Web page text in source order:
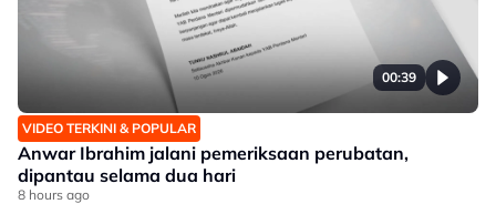
00:39
VIDEO TERKINI & POPULAR
Anwar Ibrahim jalani pemeriksaan perubatan,
dipantau selama dua hari
8 hours ago